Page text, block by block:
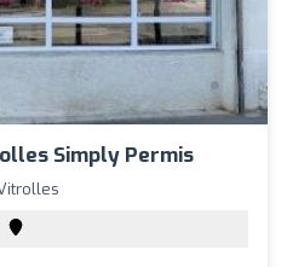
Simply Permis